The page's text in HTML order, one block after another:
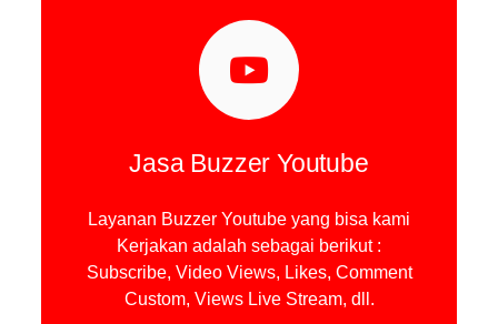
Jasa Buzzer Youtube
Layanan Buzzer Youtube yang bisa kami
Kerjakan adalah sebagai berikut :
Subscribe, Video Views, Likes, Comment
Custom, Views Live Stream, dll.